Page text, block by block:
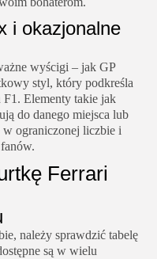
i okazjonalne
wyścigi – jak GP
styl, który podkreśla
F1. Elementy takie jak
do danego miejsca lub
ograniczonej liczbie i
Ferrari
należy sprawdzić tabelę
są w wielu